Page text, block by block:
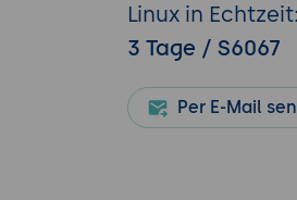
Linux in
3 Tage / S6067
Per E-Mail